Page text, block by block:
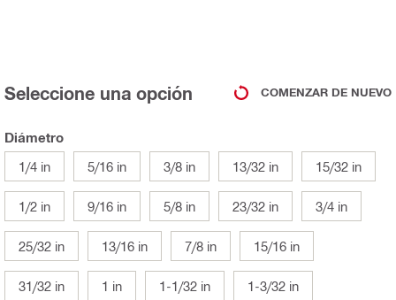
Seleccione una opción COMENZAR DE NUEVO
Diámetro
1/4 in
5/16 in 3/8 in 13/32 in 15/32 in
1/2 in 9/16 in 5/8 in 23/32 in 3/4 in
25/32 in 13/16 in 7/8 in 15/16 in
31/32 in 1 in 1-1/32 in 1-3/32 in